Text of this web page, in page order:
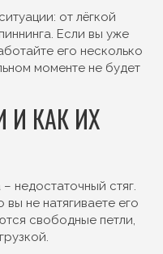
от лёгкой
Если вы уже
его несколько
моменте не будет
КАК ИХ
недостаточный стяг.
вы не натягиваете его
свободные петли,